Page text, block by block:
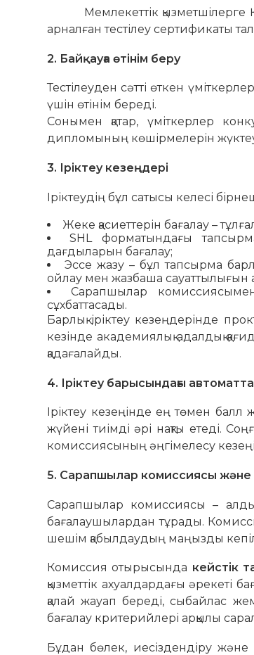
Мемлекеттік қызметшілерге
арналған тестілеу сертификаты
2. Байқауға өтінім беру
Тестілеуден сәтті өткен
үшін өтінім береді.
Сонымен қатар, үміткерлер
дипломының көшірмелерін
3. Іріктеу кезеңдері
Іріктеудің бұл сатысы келесі
Жеке қасиеттерін бағалау –
SHL форматындағы
дағдыларын бағалау;
Эссе жазу – бұл тапсырма
ойлау мен жазбаша сауаттылығын
Сарапшылар
сұхбаттасады.
Барлық іріктеу кезеңдерінде
кезінде академиялық адалдық
қадағалайды.
4. Іріктеу барысындағы
Іріктеу кезеңінде ең төмен
жүйені тиімді әрі нақты етеді.
комиссиясының әңгімелесу
5. Сарапшылар комиссиясы және
Сарапшылар комиссиясы –
бағалаушылардан тұрады.
шешім қабылдаудың маңызды
Комиссия отырысында кейстік
қызметтік ахуалдардағы әрекеті
қалай жауап береді, сыбайлас
бағалау критерийлері арқылы
Бұдан бөлек, иесіздендіру және